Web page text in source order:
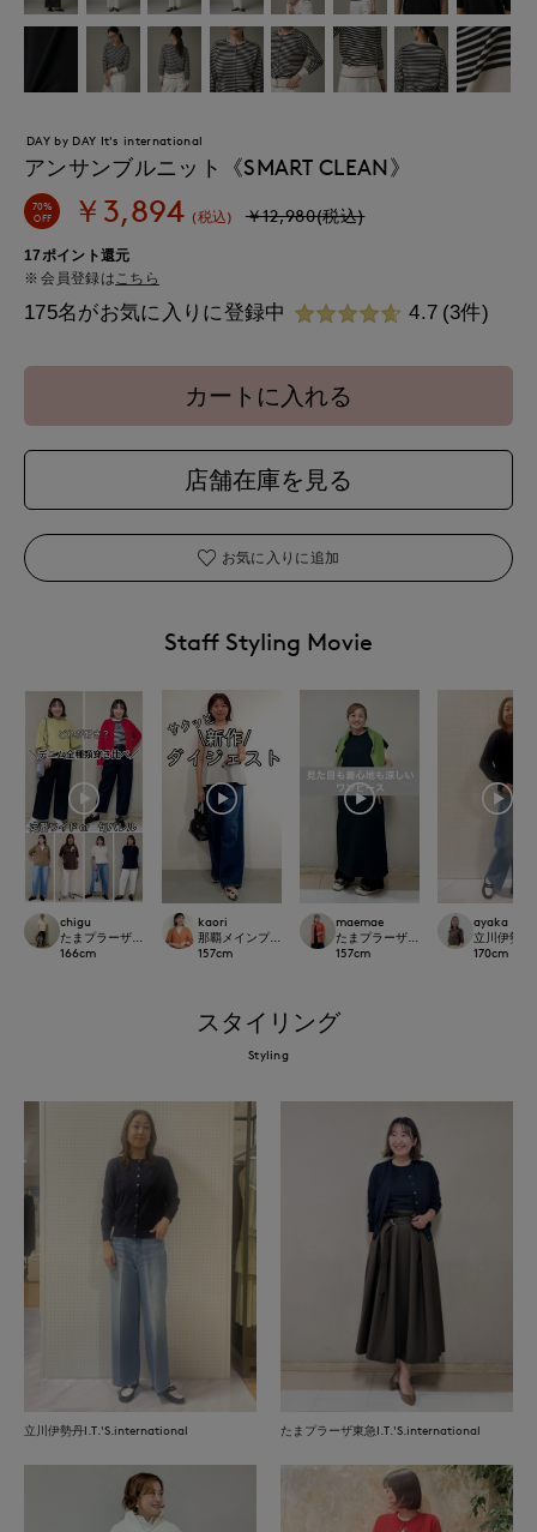
DAY by DAY It's international
アンサンブルニット《SMART CLEAN》
70%
OFF
￥3,894 (税込) ￥12,980(税込)
17ポイント還元
会員登録は こちら
175名がお気に入りに登録中 4.7 (3件)
カートに入れる
店舗在庫を見る
お気に入りに追加
Staff Styling Movie
chigu
たまプラーザ東急I.T.'S.international
166cm
kaori
那覇メインプレイスI.T.'S.international
157cm
maemae
たまプラーザ東急I.T.'S.international
157cm
ayaka
立川伊勢
170cm
スタイリング
Styling
立川伊勢丹I.T.'S.international たまプラーザ東急I.T.'S.international